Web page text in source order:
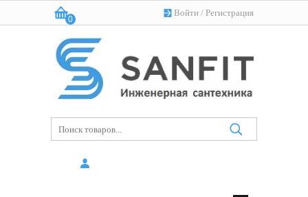
Войти / Регистрация
Корзина:
0
(пусто)